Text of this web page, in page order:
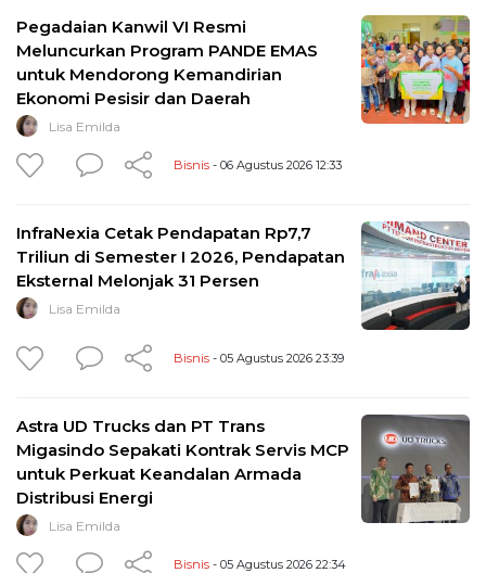
Pegadaian Kanwil VI Resmi
Meluncurkan Program PANDE EMAS
untuk Mendorong Kemandirian
Ekonomi Pesisir dan Daerah
Lisa Emilda
Bisnis - 06 Agustus 2026 12:33
InfraNexia Cetak Pendapatan Rp7,7
Triliun di Semester I 2026, Pendapatan
Eksternal Melonjak 31 Persen
Lisa Emilda
Bisnis - 05 Agustus 2026 23:39
Astra UD Trucks dan PT Trans
Migasindo Sepakati Kontrak Servis MCP
untuk Perkuat Keandalan Armada
Distribusi Energi
Lisa Emilda
Bisnis - 05 Agustus 2026 22:34